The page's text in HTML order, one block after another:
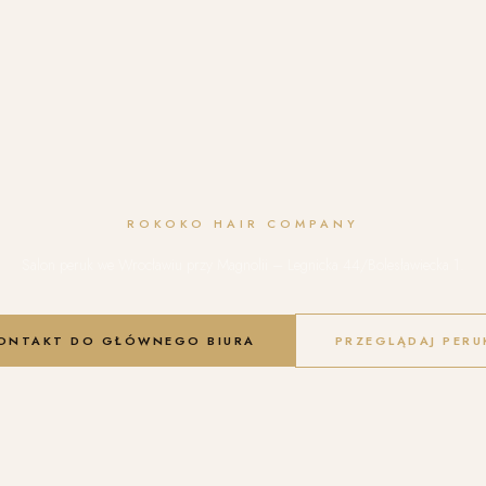
ROKOKO HAIR COMPANY
DO GŁÓWNEGO BIURA PRZEGLĄDAJ